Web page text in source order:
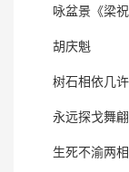
咏盆景《梁祝
胡庆魁
树石相依几许
永远探戈舞翩
生死不渝两相